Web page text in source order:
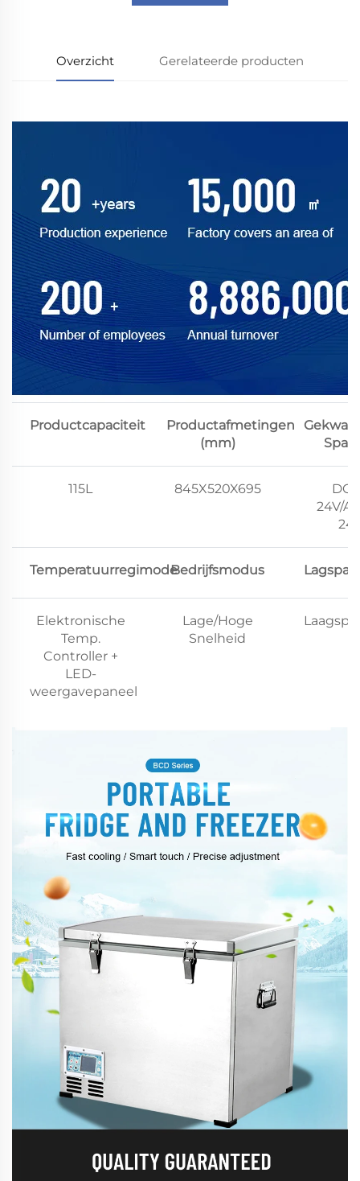
Overzicht Gerelateerde producten
Productcapaciteit
Productafmetingen
(mm)
115L 845X520X695
24V/
TemperatuurregimodeBedrijfsmodus
Elektronische
Temp.
Controller +
LED-
weergavepaneel
Lage/Hoge
Snelheid